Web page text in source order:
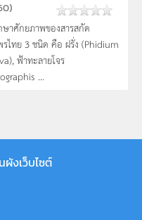
)
าศักยภาพของสารสกัด
ไทย 3 ชนิด คือ ฝรั่ง (Phidium
ฟ้าทะลายโจร
...
ผังเว็บไซต์